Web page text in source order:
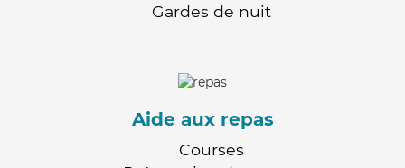
Gardes de nuit
Aide aux repas
Courses